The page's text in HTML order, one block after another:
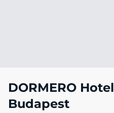
DORMERO Hotel
Budapest